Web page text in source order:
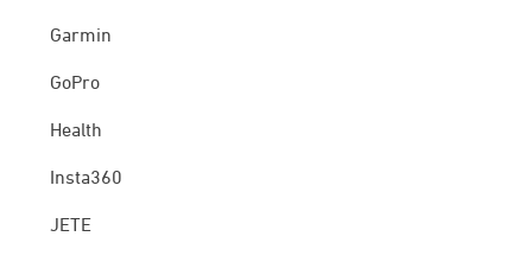
Garmin
GoPro
Health
Insta360
JETE